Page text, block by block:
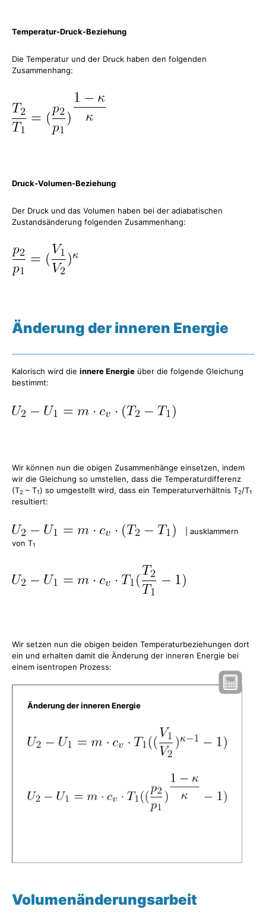
Temperatur-Druck-Beziehung
Die Temperatur und der Druck haben den folgenden
Zusammenhang:
Druck-Volumen-Beziehung
Der Druck und das Volumen haben bei der adiabatischen
Zustandsänderung folgenden Zusammenhang:
Änderung der inneren Energie
Kalorisch wird die innere Energie über die folgende Gleichung
bestimmt:
Wir können nun die obigen Zusammenhänge einsetzen, indem
wir die Gleichung so umstellen, dass die Temperaturdifferenz
(T2 – T1) so umgestellt wird, dass ein Temperaturverhältnis T2/T1
resultiert:
| ausklammern
von T1
Wir setzen nun die obigen beiden Temperaturbeziehungen dort
ein und erhalten damit die Änderung der inneren Energie bei
einem isentropen Prozess:
Änderung der inneren Energie
Volumenänderungsarbeit